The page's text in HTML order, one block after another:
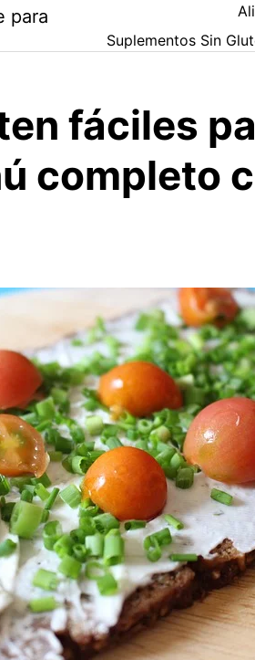
para
Suplementos Sin
fáciles
completo